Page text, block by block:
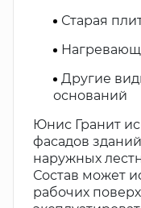
Старая
Другие
оснований
Юнис Гранит
фасадов
наружных
Состав может
рабочих